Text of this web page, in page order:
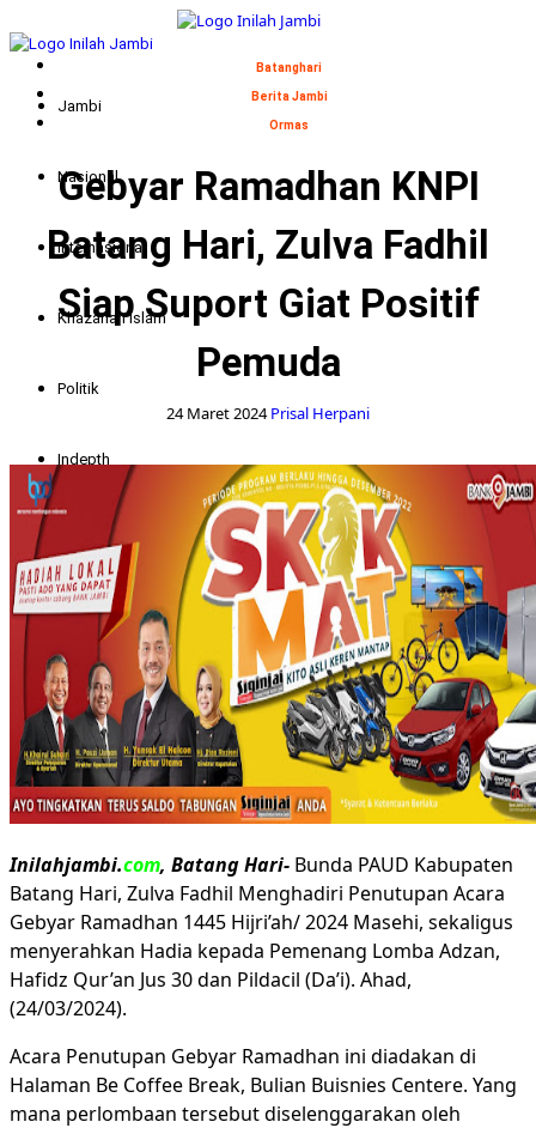
to
content
Primary
Menu
Jambi
Nasional
Internasional
Khazanah Islam
Politik
Indepth
Media Partner
untuk:
Batanghari
Berita Jambi
Ormas
Gebyar Ramadhan KNPI
Batang Hari, Zulva Fadhil
Siap Suport Giat Positif
Pemuda
24 Maret 2024Prisal Herpani
Inilahjambi.com, Batang Hari- Bunda PAUD Kabupaten
Batang Hari, Zulva Fadhil Menghadiri Penutupan Acara
Gebyar Ramadhan 1445 Hijri’ah/ 2024 Masehi, sekaligus
menyerahkan Hadia kepada Pemenang Lomba Adzan,
Hafidz Qur’an Jus 30 dan Pildacil (Da’i). Ahad,
(24/03/2024).
Acara Penutupan Gebyar Ramadhan ini diadakan di
Halaman Be Coffee Break, Bulian Buisnies Centere. Yang
mana perlombaan tersebut diselenggarakan oleh